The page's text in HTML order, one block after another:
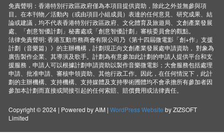
免責聲明：香港特別行政區政府僅為本項目提供資助，除此之外並無參與項
目。在本刊物／活動內（或由項目小組成員）表達的任何意見、研究成果、結
論或建議，均不代表香港特別行政區政府、文化體育及旅遊局、文創產業發展
處、「創意智優計劃」秘書處或「創意智優計劃」審核委員會的觀點。
法律免責聲明: 香港互動市務商會有限公司乃《第十四屆微電影「創+作」支援
計劃（音樂篇）》的主辦機構，計劃現正向文創產業發展處申請資助， 對象為
廣告製作企業、其導演及歌手。計劃為有意參加此計劃的申請人提供平台和支
援服務，申請人可以根據計劃申請資助以製作音樂微電影；大會服務包括處理
申請、批准申請、審核申領資助、其他行政工作。因此，在任何情況下，此計
劃的主辦機構、支持機構、支持媒體及支持學術圑體均不會承擔所有參加者因
參加本計劃而直接或間接引起的任何索賠、賠償費用或法律責任。
Copyright © 2024 | Powered by AIM |WordPress Website by ZIZSOFT
Limited